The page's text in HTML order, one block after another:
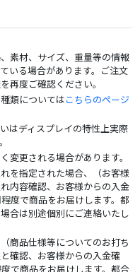
素材、サイズ、重量等の情報
いる場合があります。ご注文
再度ご確認ください。
類についてはこちらのページ
はディスプレイの特性上実際
変更される場合があります。
を指定された場合、（お客様
内容確認、お客様からの入金
度で商品をお届けします。都
合は別途個別にご連絡いたし
商品仕様等についてのお打ち
確認、お客様からの入金確
で商品をお届けします。都合